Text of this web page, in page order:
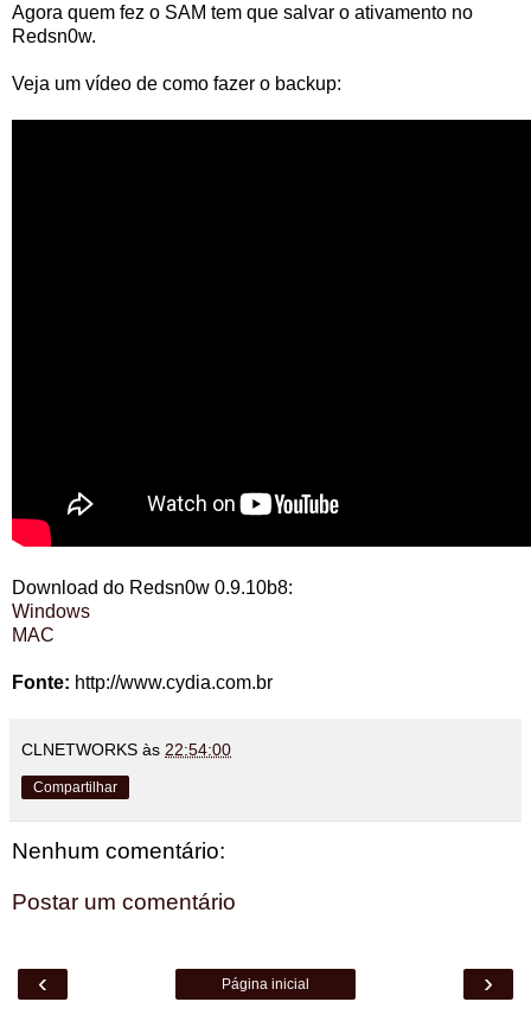
Agora quem fez o SAM tem que salvar o ativamento no
Redsn0w.
Veja um vídeo de como fazer o backup:
Download do Redsn0w 0.9.10b8:
Windows
MAC
Fonte: http://www.cydia.com.br
CLNETWORKS às 22:54:00
Compartilhar
Nenhum comentário:
Postar um comentário
‹ ›
Página inicial